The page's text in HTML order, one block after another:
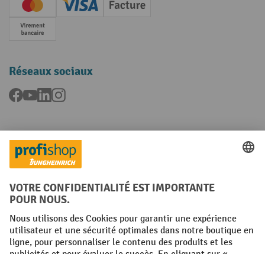
Creditcard (Master)Creditcard (Visa)
Facture
Paiement anticipé
Réseaux sociaux
Facebook
YouTubeLinkedInInstagram
Langues
FR NL
Conditions générales Mentions légales
Protection des Données Politique de cookies